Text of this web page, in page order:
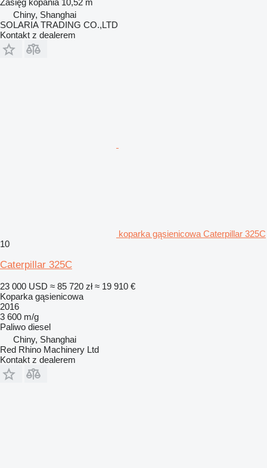
Zasięg kopania 10,52 m
Chiny, Shanghai
SOLARIA TRADING CO.,LTD
Kontakt z dealerem
koparka gąsienicowa Caterpillar 325C
10
Caterpillar 325C
23 000 USD ≈ 85 720 zł ≈ 19 910 €
Koparka gąsienicowa
2016
3 600 m/g
Paliwo diesel
Chiny, Shanghai
Red Rhino Machinery Ltd
Kontakt z dealerem